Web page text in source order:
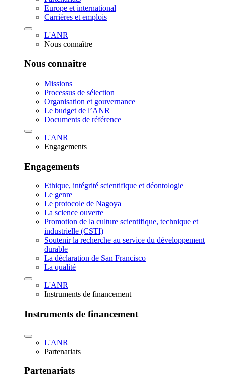
Europe et international
Carrières et emplois
L'ANR
Nous connaître
Nous connaître
Missions
Processus de sélection
Organisation et gouvernance
Le budget de l’ANR
Documents de référence
L'ANR
Engagements
Engagements
Ethique, intégrité scientifique et déontologie
Le genre
Le protocole de Nagoya
La science ouverte
Promotion de la culture scientifique, technique et
industrielle (CSTI)
Soutenir la recherche au service du développement
durable
La déclaration de San Francisco
La qualité
L'ANR
Instruments de financement
Instruments de financement
L'ANR
Partenariats
Partenariats